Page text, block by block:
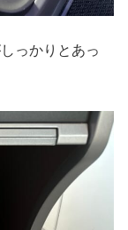
っかりとあっ